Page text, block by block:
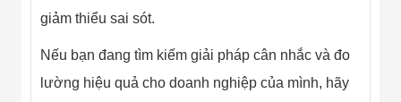
giảm thiểu sai sót.
Nếu bạn đang tìm kiếm giải pháp cân nhắc và đo
lường hiệu quả cho doanh nghiệp của mình, hãy